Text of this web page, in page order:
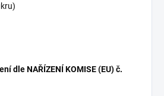
dle NAŘÍZENÍ KOMISE (EU) č.